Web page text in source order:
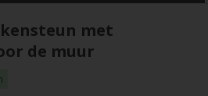
met
de muur